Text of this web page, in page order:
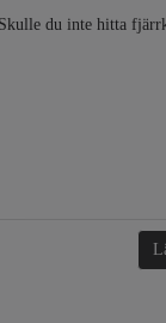
du inte hitta